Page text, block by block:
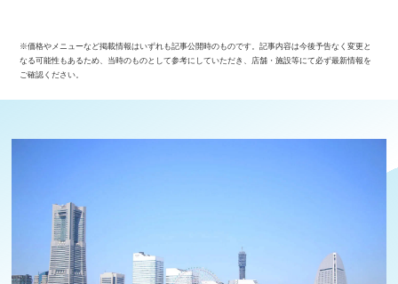
※価格やメニューなど掲載情報はいずれも記事公開時のものです。記事内容は今後予告なく変更と
なる可能性もあるため、当時のものとして参考にしていただき、店舗・施設等にて必ず最新情報を
ご確認ください。